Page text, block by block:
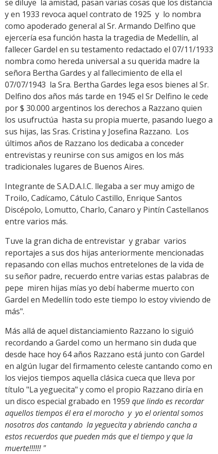
se diluye la amistad, pasan varias cosas que los distancia
y en 1933 revoca aquel contrato de 1925 y lo nombra
como apoderado general al Sr. Armando Delfino que
ejercería esa función hasta la tragedia de Medellín, al
fallecer Gardel en su testamento redactado el 07/11/1933
nombra como hereda universal a su querida madre la
señora Bertha Gardes y al fallecimiento de ella el
07/07/1943 la Sra. Bertha Gardes lega esos bienes al Sr.
Delfino dos años más tarde en 1945 el Sr Delfino le cede
por $ 30.000 argentinos los derechos a Razzano quien
los usufructúa hasta su propia muerte, pasando luego a
sus hijas, las Sras. Cristina y Josefina Razzano. Los
últimos años de Razzano los dedicaba a conceder
entrevistas y reunirse con sus amigos en los más
tradicionales lugares de Buenos Aires.
Integrante de S.A.D.A.I.C. llegaba a ser muy amigo de
Troilo, Cadícamo, Cátulo Castillo, Enrique Santos
Discépolo, Lomutto, Charlo, Canaro y Pintín Castellanos
entre varios más.
Tuve la gran dicha de entrevistar y grabar varios
reportajes a sus dos hijas anteriormente mencionadas
repasando con ellas muchos entretelones de la vida de
su señor padre, recuerdo entre varias estas palabras de
pepe miren hijas mías yo debí haberme muerto con
Gardel en Medellín todo este tiempo lo estoy viviendo de
más".
Más allá de aquel distanciamiento Razzano lo siguió
recordando a Gardel como un hermano sin duda que
desde hace hoy 64 años Razzano está junto con Gardel
en algún lugar del firmamento celeste cantando como en
los viejos tiempos aquella clásica cueca que lleva por
título "La yeguecita" y como el propio Razzano diría en
un disco especial grabado en 1959 que lindo es recordar
aquellos tiempos él era el morocho y yo el oriental somos
nosotros dos cantando la yeguecita y abriendo cancha a
estos recuerdos que pueden más que el tiempo y que la
muerte!!!!!! "